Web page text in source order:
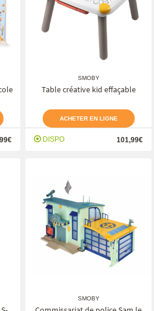
SMOBY
Table créative kid effaçable
ACHETER EN LIGNE
DISPO 101,99€
SMOBY